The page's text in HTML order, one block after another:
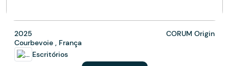
2025
CORUM Origin
Courbevoie , França
Escritórios